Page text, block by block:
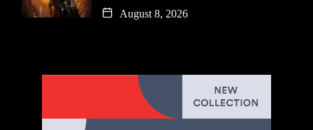
August 8, 2026